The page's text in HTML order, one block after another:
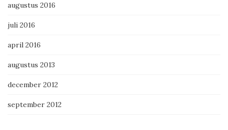
augustus 2016
juli 2016
april 2016
augustus 2013
december 2012
september 2012